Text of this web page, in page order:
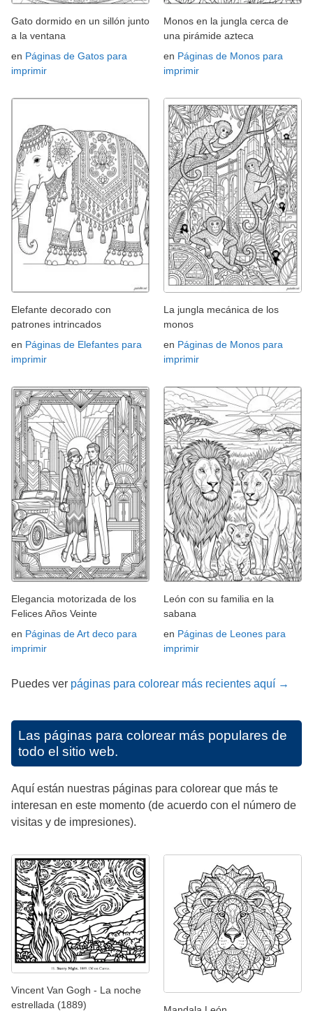
Gato dormido en un sillón junto
a la ventana
en Páginas de Gatos para
imprimir
Monos en la jungla cerca de
una pirámide azteca
en Páginas de Monos para
imprimir
Elefante decorado con
patrones intrincados
en Páginas de Elefantes para
imprimir
La jungla mecánica de los
monos
en Páginas de Monos para
imprimir
Elegancia motorizada de los
Felices Años Veinte
en Páginas de Art deco para
imprimir
León con su familia en la
sabana
en Páginas de Leones para
imprimir
Puedes ver páginas para colorear más recientes aquí →
Las páginas para colorear más populares de
todo el sitio web.
Aquí están nuestras páginas para colorear que más te
interesan en este momento (de acuerdo con el número de
visitas y de impresiones).
Vincent Van Gogh - La noche
estrellada (1889)